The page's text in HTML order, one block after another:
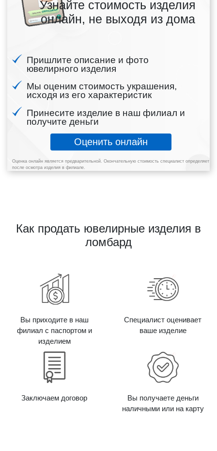
Узнайте стоимость изделия
онлайн, не выходя из дома
Пришлите описание и фото
ювелирного изделия
Мы оценим стоимость украшения,
исходя из его характеристик
Принесите изделие в наш филиал и
получите деньги
Оценить онлайн
Оценка онлайн является предварительной. Окончательную стоимость специалист определяет
после осмотра изделия в филиале.
Как продать ювелирные изделия в
ломбард
Вы приходите в наш
филиал с паспортом и
изделием
Специалист оценивает
ваше изделие
Заключаем договор
Вы получаете деньги
наличными или на карту